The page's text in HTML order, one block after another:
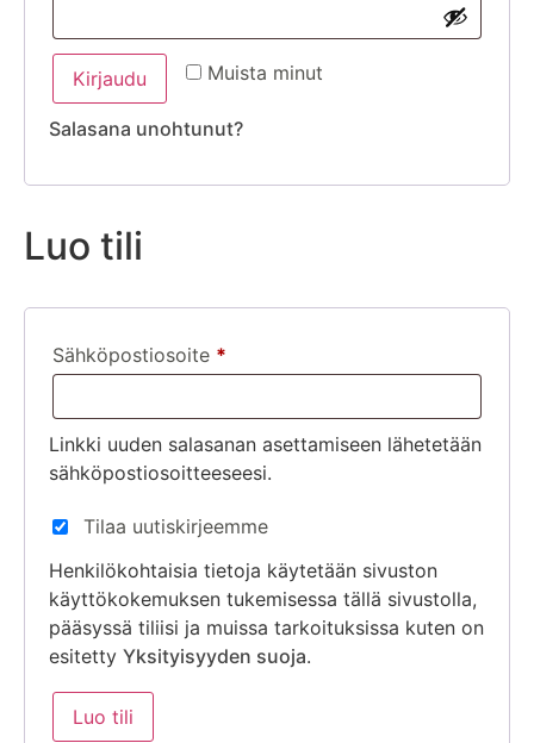
Muista minut
Kirjaudu
Salasana unohtunut?
Luo tili
Sähköpostiosoite *
Linkki uuden salasanan asettamiseen lähetetään
sähköpostiosoitteeseesi.
Tilaa uutiskirjeemme
Henkilökohtaisia tietoja käytetään sivuston
käyttökokemuksen tukemisessa tällä sivustolla,
pääsyssä tiliisi ja muissa tarkoituksissa kuten on
esitetty Yksityisyyden suoja.
Luo tili